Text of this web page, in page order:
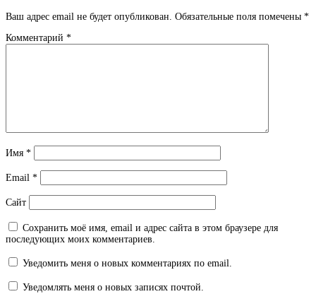
Ваш адрес email не будет опубликован. Обязательные поля помечены *
Комментарий *
Имя *
Email *
Сайт
Сохранить моё имя, email и адрес сайта в этом браузере для
последующих моих комментариев.
Уведомить меня о новых комментариях по email.
Уведомлять меня о новых записях почтой.